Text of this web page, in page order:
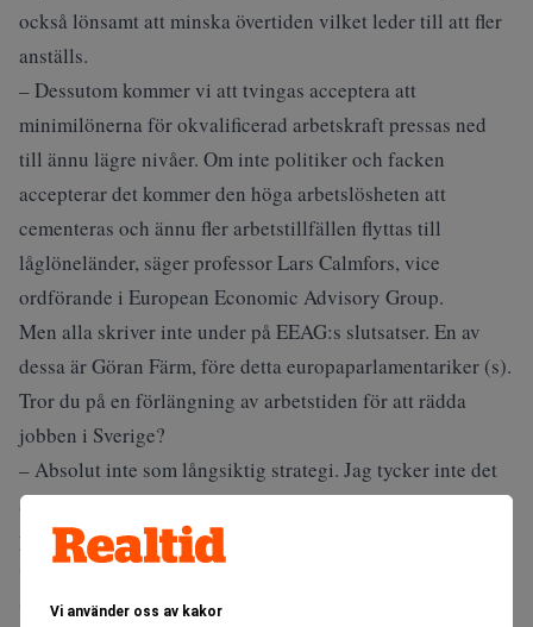
Vi använder oss av kakor
också lönsamt att minska övertiden vilket leder till att fler
anställs.
– Dessutom kommer vi att tvingas acceptera att
minimilönerna för okvalificerad arbetskraft pressas ned
till ännu lägre nivåer. Om inte politiker och facken
accepterar det kommer den höga arbetslösheten att
cementeras och ännu fler arbetstillfällen flyttas till
låglöneländer, säger professor Lars Calmfors, vice
ordförande i European Economic Advisory Group.
Men alla skriver inte under på EEAG:s slutsatser. En av
dessa är Göran Färm, före detta europaparlamentariker (s).
Tror du på en förlängning av arbetstiden för att rädda
jobben i Sverige?
– Absolut inte som långsiktig strategi. Jag tycker inte det
är någon lösning att närma sig USA där man jobbar 15–20
procent mer. Istället tror jag på att utveckla en ny
välfärdssektor, till exempel tillåta privat, småskalig
verksamhet inom vårdsektorn. Där har jag en något